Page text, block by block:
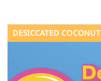
DESICCATED COCONUT